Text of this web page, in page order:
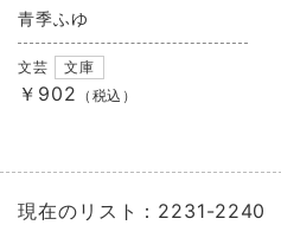
青季ふゆ
文芸 文庫
￥902 （税込）
現在のリスト：2231-2240